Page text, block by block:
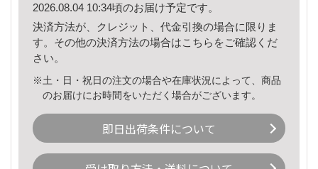
2026.08.04 10:34頃のお届け予定です。
決済方法が、クレジット、代金引換の場合に限りま
す。その他の決済方法の場合はこちら をご確認くだ
さい。
※土・日・祝日の注文の場合や在庫状況によって、商品
のお届けにお時間をいただく場合がございます。
即日出荷条件について